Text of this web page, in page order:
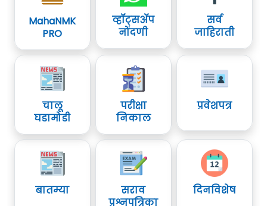
MahaNMK
PRO
व्हॉट्सॲप
नोंदणी
सर्व
जाहिराती
चालू
घडामोडी
परीक्षा
निकाल
प्रवेशपत्र
बातम्या
सराव
प्रश्नपत्रिका
दिनविशेष